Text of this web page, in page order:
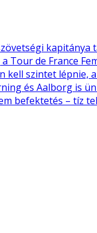
Tour de France
szintet lépnie,
és Aalborg is
befektetés – tíz